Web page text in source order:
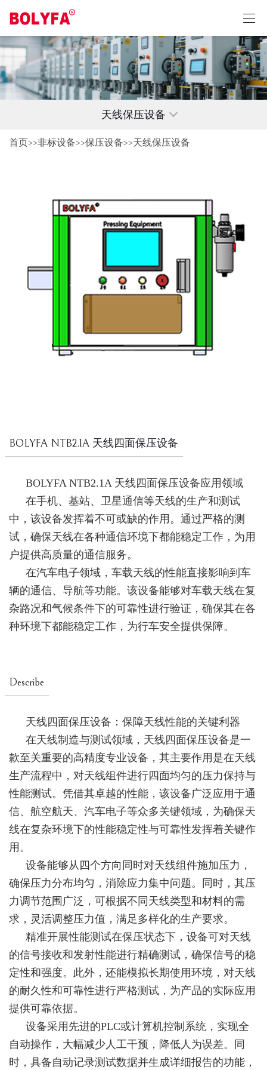
天线保压设备
首页>>非标设备>>保压设备>>天线保压设备
BOLYFA NTB2.1A 天线四面保压设备
BOLYFA NTB2.1A 天线四面保压设备应用领域
在手机、基站、卫星通信等天线的生产和测试
中，该设备发挥着不可或缺的作用。通过严格的测
试，确保天线在各种通信环境下都能稳定工作，为用
户提供高质量的通信服务。
在汽车电子领域，车载天线的性能直接影响到车
辆的通信、导航等功能。该设备能够对车载天线在复
杂路况和气候条件下的可靠性进行验证，确保其在各
种环境下都能稳定工作，为行车安全提供保障。
Describe
天线四面保压设备：保障天线性能的关键利器
在天线制造与测试领域，天线四面保压设备是一
款至关重要的高精度专业设备，其主要作用是在天线
生产流程中，对天线组件进行四面均匀的压力保持与
性能测试。凭借其卓越的性能，该设备广泛应用于通
信、航空航天、汽车电子等众多关键领域，为确保天
线在复杂环境下的性能稳定性与可靠性发挥着关键作
用。
设备能够从四个方向同时对天线组件施加压力，
确保压力分布均匀，消除应力集中问题。同时，其压
力调节范围广泛，可根据不同天线类型和材料的需
求，灵活调整压力值，满足多样化的生产要求。
精准开展性能测试在保压状态下，设备可对天线
的信号接收和发射性能进行精确测试，确保信号的稳
定性和强度。此外，还能模拟长期使用环境，对天线
的耐久性和可靠性进行严格测试，为产品的实际应用
提供可靠依据。
设备采用先进的PLC或计算机控制系统，实现全
自动操作，大幅减少人工干预，降低人为误差。同
时，具备自动记录测试数据并生成详细报告的功能，